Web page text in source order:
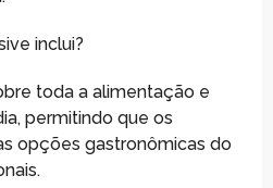
inclui?
toda a alimentação e
permitindo que os
opções gastronômicas do